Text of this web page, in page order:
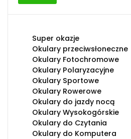
Super okazje
Okulary przeciwsłoneczne
Okulary Fotochromowe
Okulary Polaryzacyjne
Okulary Sportowe
Okulary Rowerowe
Okulary do jazdy nocą
Okulary Wysokogórskie
Okulary do Czytania
Okulary do Komputera